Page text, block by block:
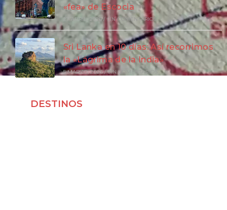
«fea» de Escocia
27 ABRIL, 2026 / SIN COMENTARIOS
Sri Lanka en 10 días: Así recorrimos
la «Lágrima de la India»
5 MARZO, 2026 / SIN COMENTARIOS
DESTINOS